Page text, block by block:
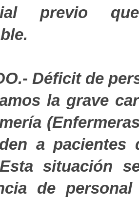
previo
Déficit de
la grave
a pacientes
situación
de